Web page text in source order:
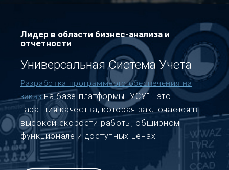
Лидер в области бизнес-анализа и
отчетности
Универсальная Система Учета
Разработка программного обеспечения на
заказна базе платформы "УСУ" - это
гарантия качества, которая заключается в
высокой скорости работы, обширном
функционале и доступных ценах.